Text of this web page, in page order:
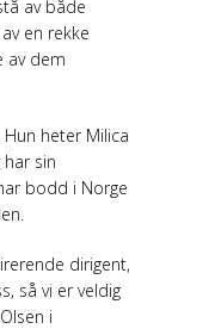
av både
en rekke
av dem
heter Milica
sin
bodd i Norge
dirigent,
så vi er veldig
i